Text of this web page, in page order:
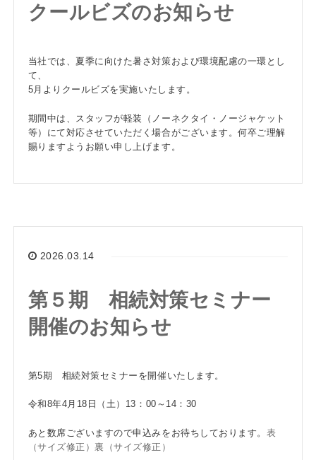
クールビズのお知らせ
当社では、夏季に向けた暑さ対策および環境配慮の一環とし
て、
5月よりクールビズを実施いたします。
期間中は、スタッフが軽装（ノーネクタイ・ノージャケット
等）にて対応させていただく場合がございます。何卒ご理解
賜りますようお願い申し上げます。
2026.03.14
第５期 相続対策セミナー
開催のお知らせ
第5期 相続対策セミナーを開催いたします。
令和8年4月18日（土）13：00～14：30
あと数席ございますので申込みをお待ちしております。 表
（サイズ修正） 裏（サイズ修正）